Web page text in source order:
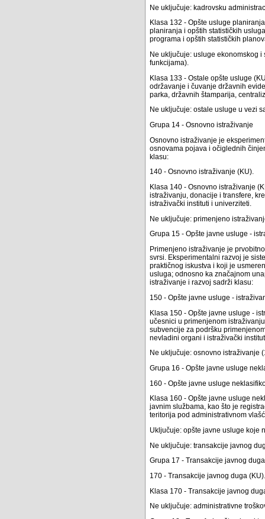
Ne uključuje: kadrovsku
Klasa 132 - Opšte usluge
planiranja i opštih statističkih
programa i opštih statističkih
Ne uključuje: usluge ekonomskog
funkcijama).
Klasa 133 - Ostale opšte usluge
održavanje i čuvanje državnih
parka, državnih štamparija,
Ne uključuje: ostale usluge u vezi
Grupa 14 - Osnovno istraživanje
Osnovno istraživanje je
osnovama pojava i očiglednih
klasu:
140 - Osnovno istraživanje (KU).
Klasa 140 - Osnovno istraživanje
istraživanju, donacije i transfere,
istraživački instituti i univerziteti.
Ne uključuje: primenjeno
Grupa 15 - Opšte javne usluge -
Primenjeno istraživanje je
svrsi. Eksperimentalni razvoj je
praktičnog iskustva i koji je
usluga; odnosno ka značajnom
istraživanje i razvoj sadrži klasu:
150 - Opšte javne usluge -
Klasa 150 - Opšte javne usluge -
učesnici u primenjenom
subvencije za podršku
nevladini organi i istraživački
Ne uključuje: osnovno istraživanje
Grupa 16 - Opšte javne usluge
160 - Opšte javne usluge
Klasa 160 - Opšte javne usluge
javnim službama, kao što je
teritorija pod administrativnom
Uključuje: opšte javne usluge koje
Ne uključuje: transakcije javnog
Grupa 17 - Transakcije javnog
170 - Transakcije javnog duga
Klasa 170 - Transakcije javnog
Ne uključuje: administrativne